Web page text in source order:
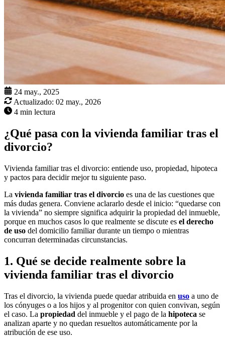
24 may., 2025
Actualizado: 02 may., 2026
4 min lectura
¿Qué pasa con la vivienda familiar tras el
divorcio?
Vivienda familiar tras el divorcio: entiende uso, propiedad, hipoteca
y pactos para decidir mejor tu siguiente paso.
La vivienda familiar tras el divorcio es una de las cuestiones que
más dudas genera. Conviene aclararlo desde el inicio: “quedarse con
la vivienda” no siempre significa adquirir la propiedad del inmueble,
porque en muchos casos lo que realmente se discute es el derecho
de uso del domicilio familiar durante un tiempo o mientras
concurran determinadas circunstancias.
1. Qué se decide realmente sobre la
vivienda familiar tras el divorcio
Tras el divorcio, la vivienda puede quedar atribuida en uso a uno de
los cónyuges o a los hijos y al progenitor con quien convivan, según
el caso. La propiedad del inmueble y el pago de la hipoteca se
analizan aparte y no quedan resueltos automáticamente por la
atribución de ese uso.